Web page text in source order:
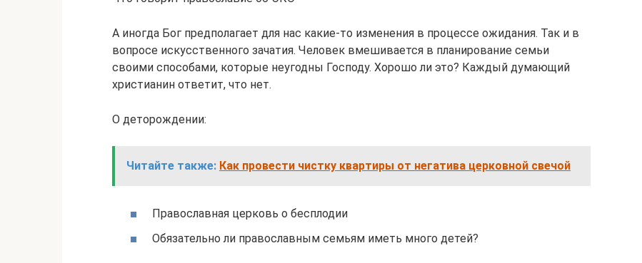
А иногда Бог предполагает для нас какие-то изменения в процессе ожидания. Так и в
вопросе искусственного зачатия. Человек вмешивается в планирование семьи
своими способами, которые неугодны Господу. Хорошо ли это? Каждый думающий
христианин ответит, что нет.
О деторождении:
Читайте также: Как провести чистку квартиры от негатива церковной свечой
Православная церковь о бесплодии
Обязательно ли православным семьям иметь много детей?